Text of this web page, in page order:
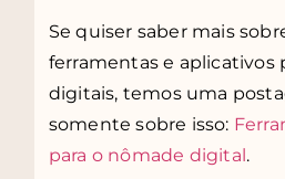
Se quiser saber mais
ferramentas e aplicativos
digitais, temos uma
somente sobre isso:
para o nômade digital.